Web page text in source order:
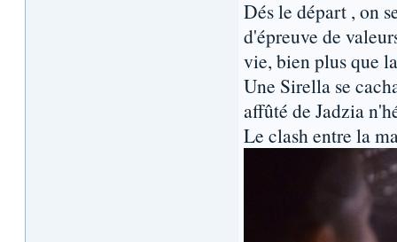
Dés le départ , on
d'épreuve de
vie, bien plus que
Une Sirella se
affûté de Jadzia
Le clash entre la